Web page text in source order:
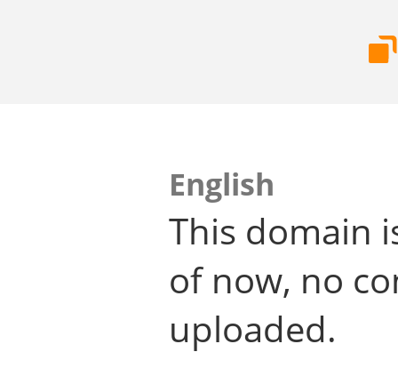
English
This domain
of now, no
uploaded.